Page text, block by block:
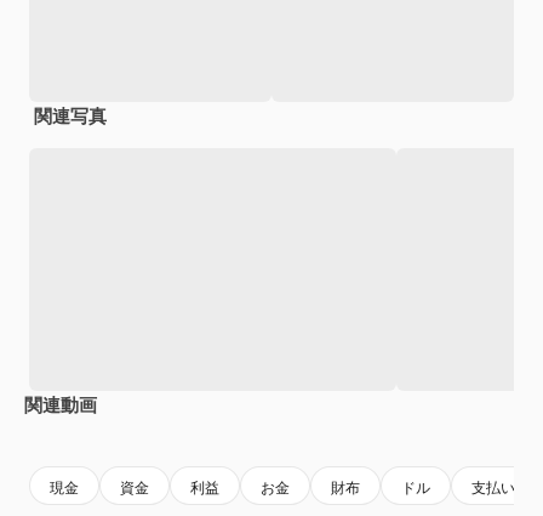
関連写真
関連動画
現金 資金 利益 お金 財布 ドル 支払い